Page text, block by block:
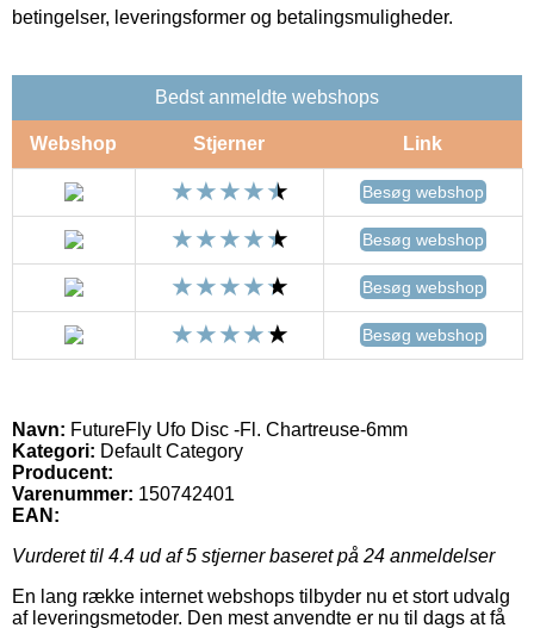
betingelser, leveringsformer og betalingsmuligheder.
Bedst anmeldte webshops
Webshop Stjerner Link
Besøg webshop
Besøg webshop
Besøg webshop
Besøg webshop
Navn: FutureFly Ufo Disc -Fl. Chartreuse-6mm
Kategori: Default Category
Producent:
Varenummer: 150742401
EAN:
Vurderet til 4.4 ud af 5 stjerner baseret på 24 anmeldelser
En lang række internet webshops tilbyder nu et stort udvalg
af leveringsmetoder. Den mest anvendte er nu til dags at få